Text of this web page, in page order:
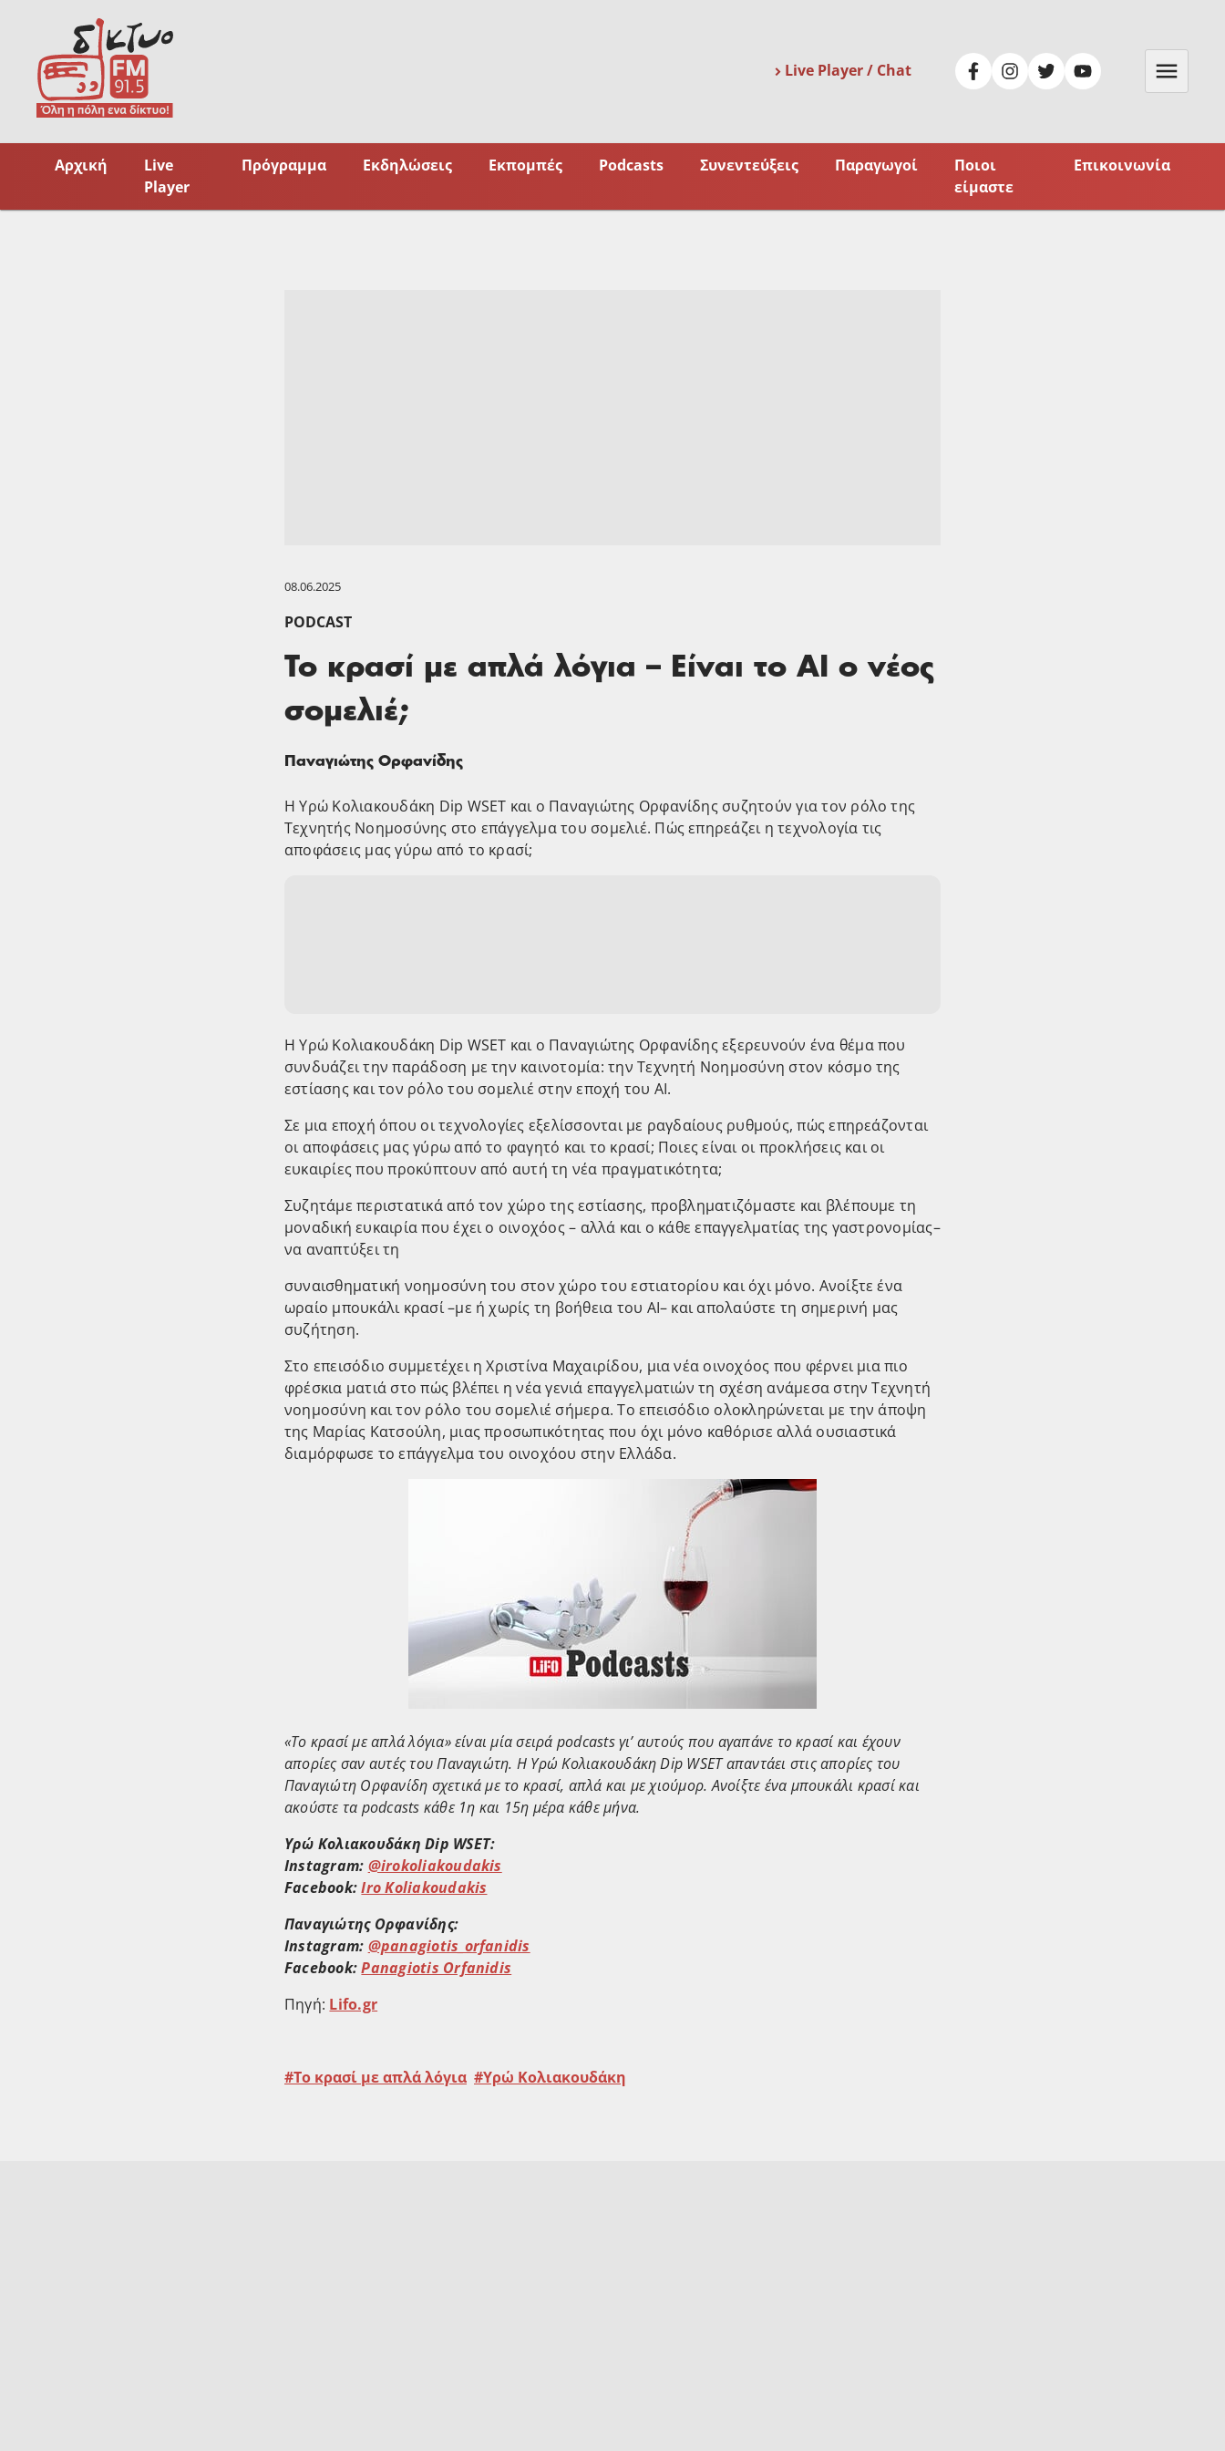
content
Live Player / Chat
Αρχική
Live
Player
Πρόγραμμα Εκδηλώσεις Εκπομπές Podcasts Συνεντεύξεις Παραγωγοί
Ποιοι
είμαστε
Επικοινωνία
08.06.2025
PODCAST
Το κρασί με απλά λόγια – Είναι το AI ο νέος
σομελιέ;
Παναγιώτης Ορφανίδης
Η Υρώ Κολιακουδάκη Dip WSET και ο Παναγιώτης Ορφανίδης συζητούν για τον ρόλο της
Τεχνητής Νοημοσύνης στο επάγγελμα του σομελιέ. Πώς επηρεάζει η τεχνολογία τις
αποφάσεις μας γύρω από το κρασί;
Η Υρώ Κολιακουδάκη Dip WSET και ο Παναγιώτης Ορφανίδης εξερευνούν ένα θέμα που
συνδυάζει την παράδοση με την καινοτομία: την Τεχνητή Νοημοσύνη στον κόσμο της
εστίασης και τον ρόλο του σομελιέ στην εποχή του AI.
Σε μια εποχή όπου οι τεχνολογίες εξελίσσονται με ραγδαίους ρυθμούς, πώς επηρεάζονται
οι αποφάσεις μας γύρω από το φαγητό και το κρασί; Ποιες είναι οι προκλήσεις και οι
ευκαιρίες που προκύπτουν από αυτή τη νέα πραγματικότητα;
Συζητάμε περιστατικά από τον χώρο της εστίασης, προβληματιζόμαστε και βλέπουμε τη
μοναδική ευκαιρία που έχει ο οινοχόος – αλλά και ο κάθε επαγγελματίας της γαστρονομίας–
να αναπτύξει τη
συναισθηματική νοημοσύνη του στον χώρο του εστιατορίου και όχι μόνο. Ανοίξτε ένα
ωραίο μπουκάλι κρασί –με ή χωρίς τη βοήθεια του AI– και απολαύστε τη σημερινή μας
συζήτηση.
Στο επεισόδιο συμμετέχει η Χριστίνα Μαχαιρίδου, μια νέα οινοχόος που φέρνει μια πιο
φρέσκια ματιά στο πώς βλέπει η νέα γενιά επαγγελματιών τη σχέση ανάμεσα στην Τεχνητή
νοημοσύνη και τον ρόλο του σομελιέ σήμερα. Το επεισόδιο ολοκληρώνεται με την άποψη
της Μαρίας Κατσούλη, μιας προσωπικότητας που όχι μόνο καθόρισε αλλά ουσιαστικά
διαμόρφωσε το επάγγελμα του οινοχόου στην Ελλάδα.
«Το κρασί με απλά λόγια» είναι μία σειρά podcasts γι’ αυτούς που αγαπάνε το κρασί και έχουν
απορίες σαν αυτές του Παναγιώτη. Η Υρώ Κολιακουδάκη Dip WSET απαντάει στις απορίες του
Παναγιώτη Ορφανίδη σχετικά με το κρασί, απλά και με χιούμορ. Ανοίξτε ένα μπουκάλι κρασί και
ακούστε τα podcasts κάθε 1η και 15η μέρα κάθε μήνα.
Υρώ Κολιακουδάκη Dip WSET:
Instagram: @irokoliakoudakis
Facebook:Iro Koliakoudakis
Παναγιώτης Ορφανίδης:
Instagram: @panagiotis_orfanidis
Facebook:Panagiotis Orfanidis
Πηγή: Lifo.gr
Το κρασί με απλά λόγια Υρώ Κολιακουδάκη